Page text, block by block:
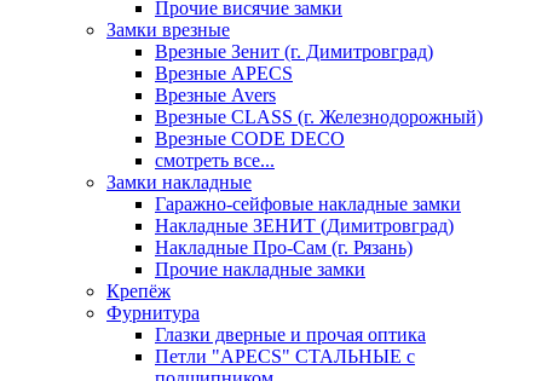
Прочие висячие замки
Замки врезные
Врезные Зенит (г. Димитровград)
Врезные APECS
Врезные Avers
Врезные CLASS (г. Железнодорожный)
Врезные CODE DECO
смотреть все...
Замки накладные
Гаражно-сейфовые накладные замки
Накладные ЗЕНИТ (Димитровград)
Накладные Про-Сам (г. Рязань)
Прочие накладные замки
Крепёж
Фурнитура
Глазки дверные и прочая оптика
Петли "APECS" СТАЛЬНЫЕ с